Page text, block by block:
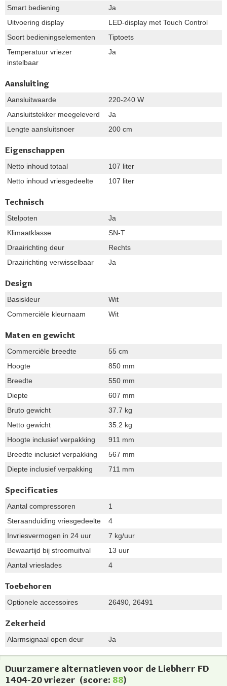
Smart bediening
Ja
Uitvoering display
LED-display met Touch Control
Soort bedieningselementen
Tiptoets
Temperatuur vriezer
instelbaar
Ja
Aansluiting
Aansluitwaarde
220-240 W
Aansluitstekker meegeleverd
Ja
Lengte aansluitsnoer
200 cm
Eigenschappen
Netto inhoud totaal
107 liter
Netto inhoud vriesgedeelte
107 liter
Technisch
Stelpoten
Ja
Klimaatklasse
SN-T
Draairichting deur
Rechts
Draairichting verwisselbaar
Ja
Design
Basiskleur
Wit
Commerciële kleurnaam
Wit
Maten en gewicht
Commerciële breedte
55 cm
Hoogte
850 mm
Breedte
550 mm
Diepte
607 mm
Bruto gewicht
37.7 kg
Netto gewicht
35.2 kg
Hoogte inclusief verpakking
911 mm
Breedte inclusief verpakking
567 mm
Diepte inclusief verpakking
711 mm
Specificaties
Aantal compressoren
1
Steraanduiding vriesgedeelte
4
Invriesvermogen in 24 uur
7 kg/uur
Bewaartijd bij stroomuitval
13 uur
Aantal vrieslades
4
Toebehoren
Optionele accessoires 26490, 26491
Zekerheid
Alarmsignaal open deur Ja
Duurzamere alternatieven voor de Liebherr FD
1404-20 vriezer (score: 88)